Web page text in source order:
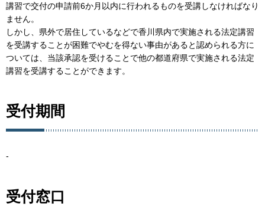
講習で交付の申請前6か月以内に行われるものを受講しなければなり
ません。
しかし、県外で居住しているなどで香川県内で実施される法定講習
を受講することが困難でやむを得ない事由があると認められる方に
ついては、当該承認を受けることで他の都道府県で実施される法定
講習を受講することができます。
受付期間
-
受付窓口